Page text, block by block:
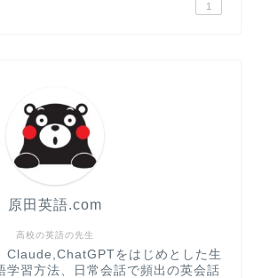
1
高校の英語の先生
原田英語.com
Claude,ChatGPTをはじめとした生
学習方法、日常会話で頻出の英会話
大学入試英語対策講座
語名言・格言・カッコい
英語＆素敵な英文フレー